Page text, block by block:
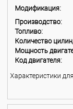
Модификация:
Производство:
Топливо:
Количество
Мощность
Код двигателя:
Характеристики